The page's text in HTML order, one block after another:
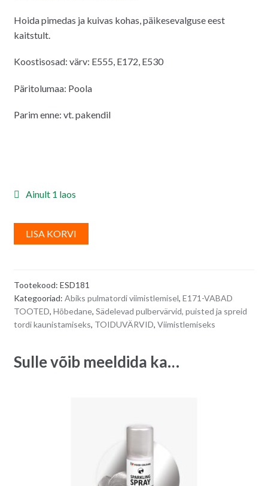
Hoida pimedas ja kuivas kohas, päikesevalguse eest
kaitstult.
Koostisosad: värv: E555, E172, E530
Päritolumaa: Poola
Parim enne: vt. pakendil
Ainult 1 laos
LISA KORVI
l
r
n
v
Tootekood: ESD181
Kategooriad: Abiks pulmatordi viimistlemisel, E171-VABAD
TOOTED, Hõbedane, Sädelevad pulbervärvid, puisted ja spreid
tordi kaunistamiseks, TOIDUVÄRVID, Viimistlemiseks
Sulle võib meeldida ka…